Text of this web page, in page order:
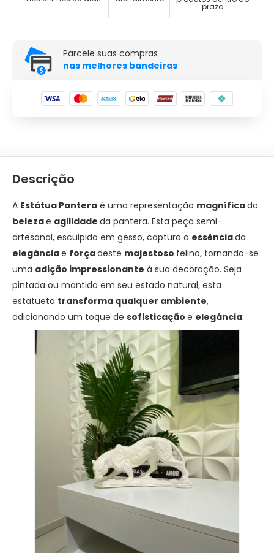
prazo
Parcele suas compras
nas melhores bandeiras
Descrição
A Estátua Pantera é uma representação magníficada
belezae agilidade da pantera. Esta peça semi-
artesanal, esculpida em gesso, captura a essênciada
elegânciae forçadeste majestoso felino, tornando-se
uma adição impressionante à sua decoração. Seja
pintada ou mantida em seu estado natural, esta
estatueta transforma qualquer ambiente,
adicionando um toque de sofisticação e elegância.